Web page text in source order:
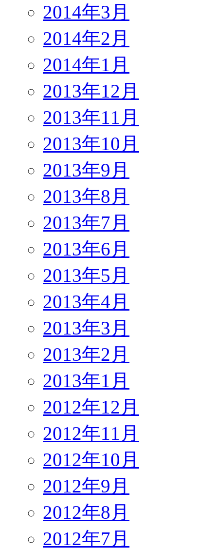
2014年3月
2014年2月
2014年1月
2013年12月
2013年11月
2013年10月
2013年9月
2013年8月
2013年7月
2013年6月
2013年5月
2013年4月
2013年3月
2013年2月
2013年1月
2012年12月
2012年11月
2012年10月
2012年9月
2012年8月
2012年7月